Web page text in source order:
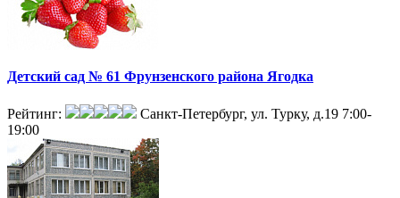
Детский сад № 61 Фрунзенского района Ягодка
Рейтинг: Санкт-Петербург, ул. Турку, д.19 7:00-
19:00